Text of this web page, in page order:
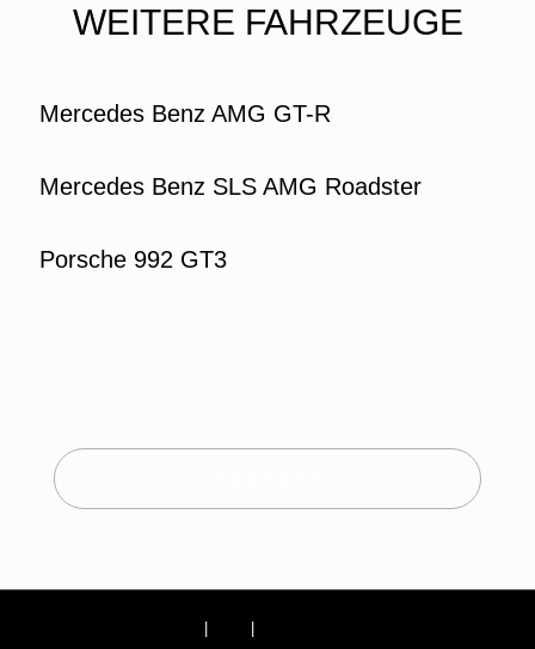
WEITERE FAHRZEUGE
Mercedes Benz AMG GT-R
Mercedes Benz SLS AMG Roadster
Porsche 992 GT3